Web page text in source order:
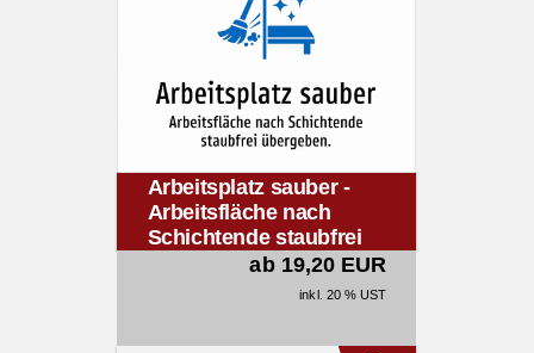
Arbeitsplatz sauber -
Arbeitsfläche nach
Schichtende staubfrei
übergeben.ab 19,20 EUR
inkl. 20 % UST